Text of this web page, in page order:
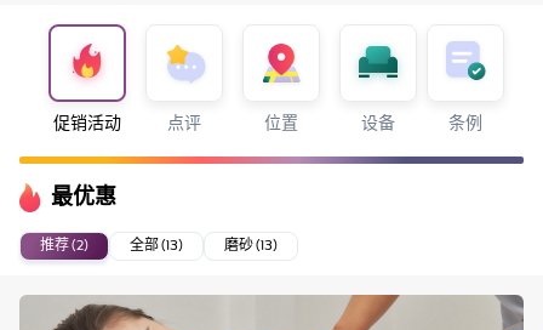
Saturday 11:00 - 22:00
促销活动 点评 位置 设备 条例
最优惠
推荐 (2) 全部 (13) 磨砂 (13)